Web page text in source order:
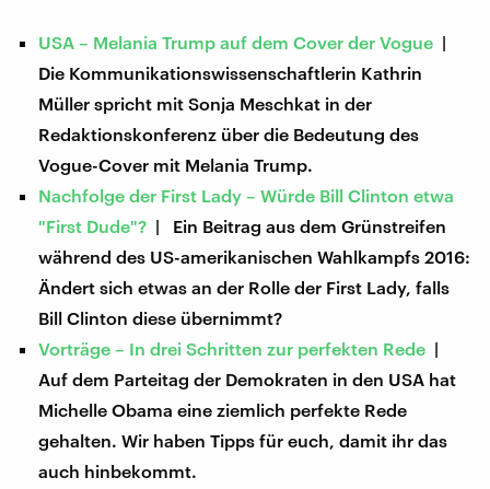
USA – Melania Trump auf dem Cover der Vogue |
Die Kommunikationswissenschaftlerin Kathrin
Müller spricht mit Sonja Meschkat in der
Redaktionskonferenz über die Bedeutung des
Vogue-Cover mit Melania Trump.
Nachfolge der First Lady – Würde Bill Clinton etwa
"First Dude"? | Ein Beitrag aus dem Grünstreifen
während des US-amerikanischen Wahlkampfs 2016:
Ändert sich etwas an der Rolle der First Lady, falls
Bill Clinton diese übernimmt?
Vorträge – In drei Schritten zur perfekten Rede |
Auf dem Parteitag der Demokraten in den USA hat
Michelle Obama eine ziemlich perfekte Rede
gehalten. Wir haben Tipps für euch, damit ihr das
auch hinbekommt.